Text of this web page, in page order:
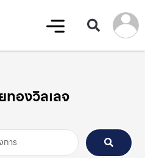
ทองวิลเลจ